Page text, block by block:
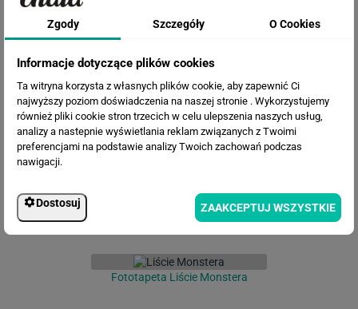
Fototapeta Liście Monstera
Fototapeta Liście Monstera
Zgody Szczegóły O Cookies
Informacje dotyczące plików cookies
Ta witryna korzysta z własnych plików cookie, aby zapewnić Ci
najwyższy poziom doświadczenia na naszej stronie . Wykorzystujemy
również pliki cookie stron trzecich w celu ulepszenia naszych usług,
analizy a nastepnie wyświetlania reklam związanych z Twoimi
preferencjami na podstawie analizy Twoich zachowań podczas
nawigacji.
Dostosuj ZAAKCEPTUJ WSZYSTKIE